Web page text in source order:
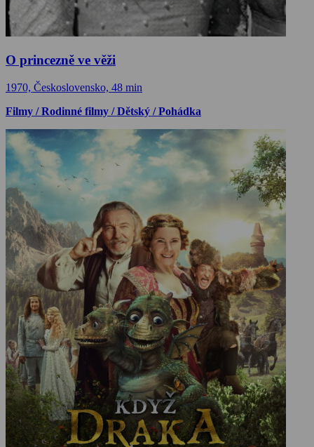
O princezně ve věži
1970, Československo, 48 min
Filmy / Rodinné filmy / Dětský / Pohádka